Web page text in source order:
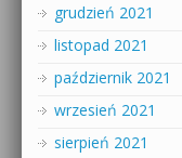
grudzień 2021
listopad 2021
październik 2021
wrzesień 2021
sierpień 2021